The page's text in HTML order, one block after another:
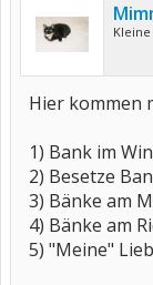
Hier kommen
1) Bank im
2) Besetze
3) Bänke am
4) Bänke am
5) "Meine"